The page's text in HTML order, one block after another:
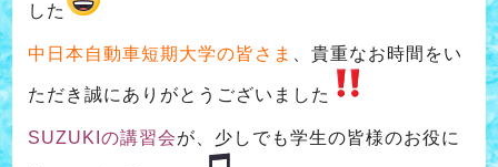
した
中日本自動車短期大学の皆さま 、貴重なお時間をい
ただき誠にありがとうございました
SUZUKIの講習会が、少しでも学生の皆様のお役に